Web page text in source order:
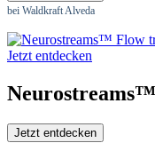
bei Waldkraft Alveda
Jetzt entdecken
Jetzt entdecken